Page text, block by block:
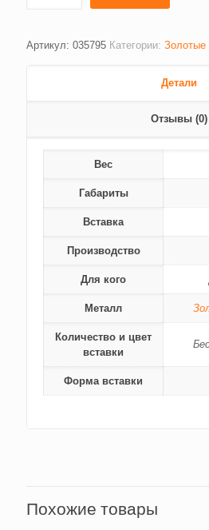
Артикул: 035795 Категории: Золотые
Детали
Отзывы (0)
Вес
Габариты
Вставка
Производство
Для кого
Металл
Количество и цвет
вставки
Форма вставки
Похожие товары